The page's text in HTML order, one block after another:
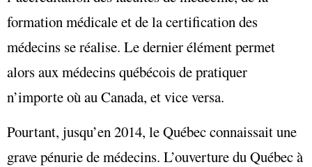
formation médicale et de la certification des
médecins se réalise. Le dernier élément permet
alors aux médecins québécois de pratiquer
n’importe où au Canada, et vice versa.
Pourtant, jusqu’en 2014, le Québec connaissait une
grave pénurie de médecins. L’ouverture du Québec à